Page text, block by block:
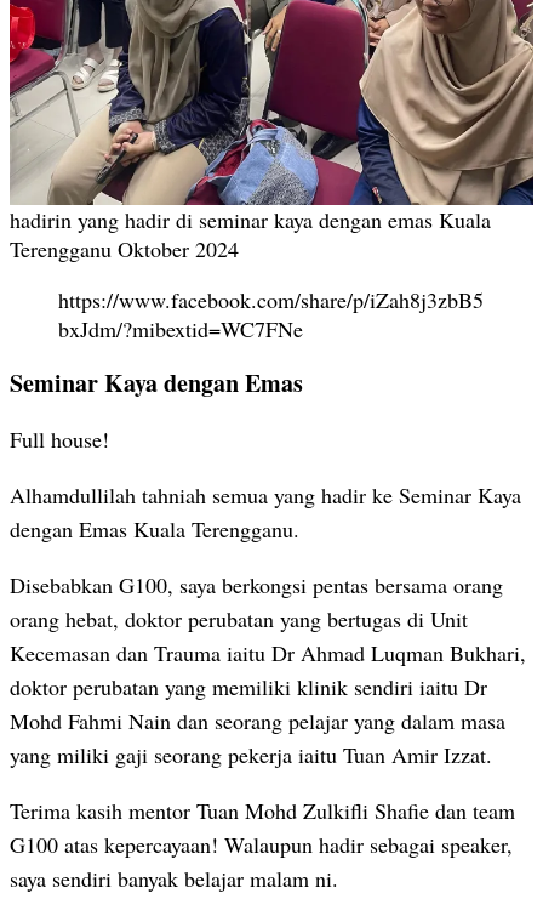
hadirin yang hadir di seminar kaya dengan emas Kuala
Terengganu Oktober 2024
https://www.facebook.com/share/p/iZah8j3zbB5
bxJdm/?mibextid=WC7FNe
Seminar Kaya dengan Emas
Full house!
Alhamdullilah tahniah semua yang hadir ke Seminar Kaya
dengan Emas Kuala Terengganu.
Disebabkan G100, saya berkongsi pentas bersama orang
orang hebat, doktor perubatan yang bertugas di Unit
Kecemasan dan Trauma iaitu Dr Ahmad Luqman Bukhari,
doktor perubatan yang memiliki klinik sendiri iaitu Dr
Mohd Fahmi Nain dan seorang pelajar yang dalam masa
yang miliki gaji seorang pekerja iaitu Tuan Amir Izzat.
Terima kasih mentor Tuan Mohd Zulkifli Shafie dan team
G100 atas kepercayaan! Walaupun hadir sebagai speaker,
saya sendiri banyak belajar malam ni.